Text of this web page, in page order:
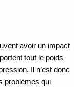
avoir un impact
tout le poids
Il n’est donc
problèmes qui